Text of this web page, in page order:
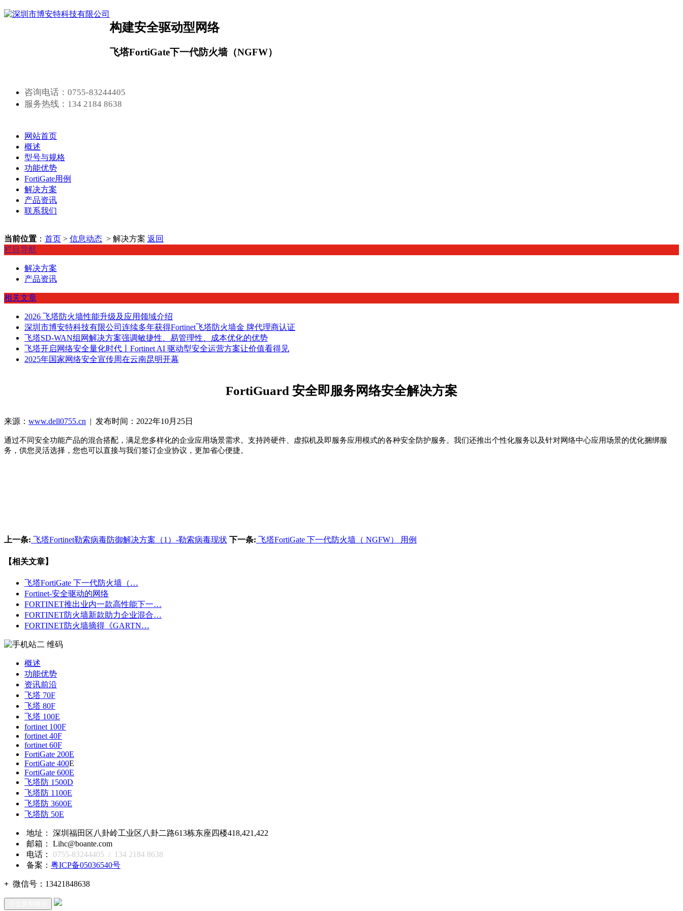
构建安全驱动型网络
飞塔FortiGate下一代防火墙（NGFW）
咨询电话：0755-83244405
服务热线：134 2184 8638
网站首页
概述
型号与规格
功能优势
FortiGate用例
解决方案
产品资讯
联系我们
当前位置 ： 首页 > 信息动态 > 解决方案 返回
栏目导航
解决方案
产品资讯
相关文章
2026 飞塔防火墙性能升级及应用领域介绍
深圳市博安特科技有限公司连续多年获得Fortinet飞塔防火墙金 牌代理商认证
飞塔SD-WAN组网解决方案强调敏捷性、易管理性、成本优化的优势
飞塔开启网络安全量化时代丨Fortinet AI 驱动型安全运营方案让价值看得见
2025年国家网络安全宣传周在云南昆明开幕
FortiGuard 安全即服务网络安全解决方案
来源： www.dell0755.cn | 发布时间：2022年10月25日
通过不同安全功能产品的混合搭配，满足您多样化的企业应用场景需求。支持跨硬件、虚拟机及即服务应用模式的各种安全防护服务。我们还推出个性化服务以及针对网络中心应用场景的优化捆绑服
务，供您灵活选择，您也可以直接与我们签订企业协议，更加省心便捷。
上一条: 飞塔Fortinet勒索病毒防御解决方案（1）-勒索病毒现状 下一条: 飞塔FortiGate 下一代防火墙（ NGFW） 用例
【相关文章】
飞塔FortiGate 下一代防火墙（…
Fortinet-安全驱动的网络
FORTINET推出业内一款高性能下一…
FORTINET防火墙新款助力企业混合…
FORTINET防火墙摘得《GARTN…
概述
功能优势
资讯前沿
飞塔 70F
飞塔 80F
飞塔 100E
fortinet 100F
fortinet 40F
fortinet 60F
FortiGate 200E
FortiGate 400E
FortiGate 600E
飞塔防 1500D
飞塔防 1100E
飞塔防 3600E
飞塔防 50E
地址： 深圳福田区八卦岭工业区八卦二路613栋东座四楼418,421,422
邮箱： Lihc@boante.com
电话： 0755-83244405 / 134 2184 8638
备案： 粤ICP备05036540号
+ 微信号： 13421848638